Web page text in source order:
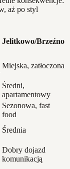
aż po styl
Jelitkowo/Brzeźno
Miejska, zatłoczona
Średni,
apartamentowy
Sezonowa, fast
food
Średnia
Dobry dojazd
komunikacją